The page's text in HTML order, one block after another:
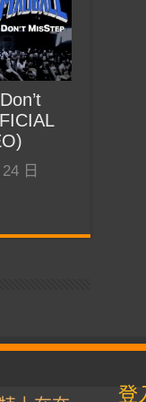
日
登